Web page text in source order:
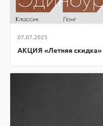
07.07.2025
АКЦИЯ «Летняя скидка»